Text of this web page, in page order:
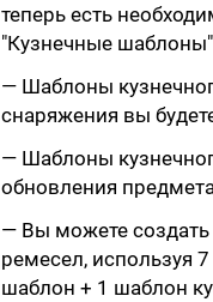
теперь есть
"Кузнечные
— Шаблоны
снаряжения вы
— Шаблоны
обновления
— Вы можете создать
ремесел, используя
шаблон + 1 шаблон